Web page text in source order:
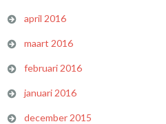
april 2016
maart 2016
februari 2016
januari 2016
december 2015